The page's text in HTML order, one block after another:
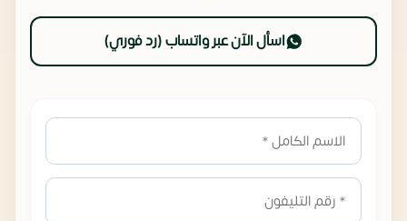
اسأل الآن عبر واتساب (رد فوري)